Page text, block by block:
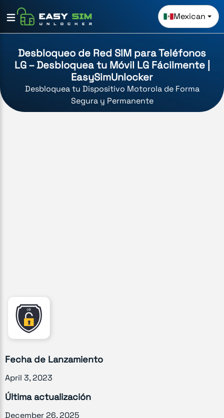
Mexican
Desbloqueo de Red SIM para Teléfonos
LG – Desbloquea tu Móvil LG Fácilmente |
EasySimUnlocker
Desbloquea tu Dispositivo Motorola de Forma
Segura y Permanente
Fecha de Lanzamiento
April 3, 2023
Última actualización
December 26, 2025